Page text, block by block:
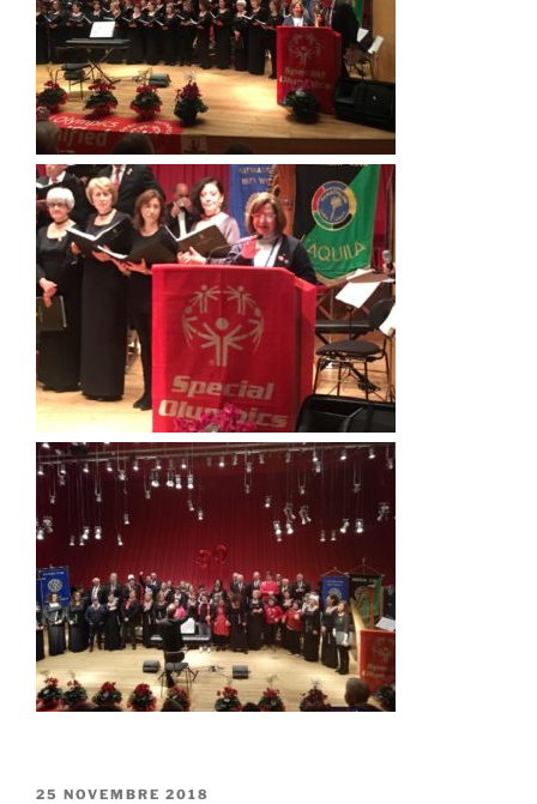
PUBBLICATO
25 NOVEMBRE 2018